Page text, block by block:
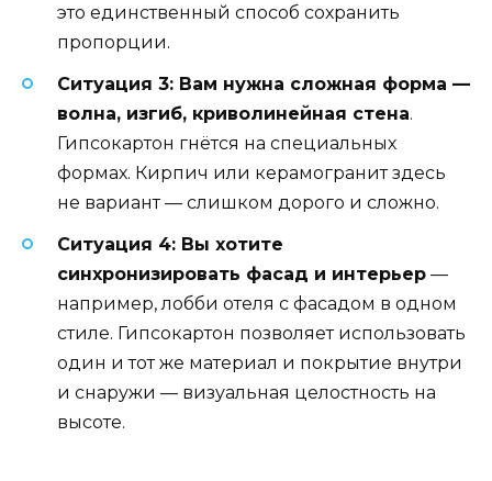
это единственный способ сохранить
пропорции.
Ситуация 3: Вам нужна сложная форма —
волна, изгиб, криволинейная стена.
Гипсокартон гнётся на специальных
формах. Кирпич или керамогранит здесь
не вариант — слишком дорого и сложно.
Ситуация 4: Вы хотите
синхронизировать фасад и интерьер —
например, лобби отеля с фасадом в одном
стиле. Гипсокартон позволяет использовать
один и тот же материал и покрытие внутри
и снаружи — визуальная целостность на
высоте.